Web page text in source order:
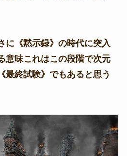
に《黙示録》の時代に突入
意味これはこの段階で次元
最終試験》でもあると思う